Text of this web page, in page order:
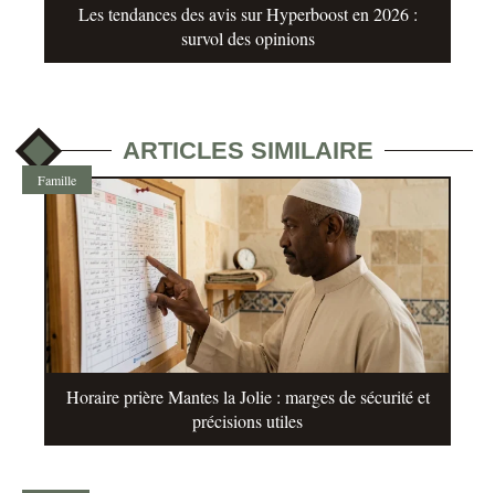
Les tendances des avis sur Hyperboost en 2026 :
survol des opinions
ARTICLES SIMILAIRE
Famille
Horaire prière Mantes la Jolie : marges de sécurité et
précisions utiles